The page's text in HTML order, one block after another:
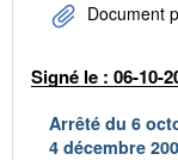
Document
Signé le : 06-10-
Arrêté du 6
4 décembre